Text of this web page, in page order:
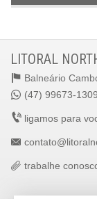
LITORAL
Balneário
(47) 99673-
ligamos para
trabalhe